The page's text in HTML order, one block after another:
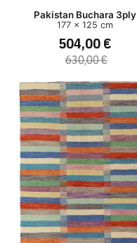
Pakistan Buchara 3ply
177 x 125 cm
504,00 €
630,00 €